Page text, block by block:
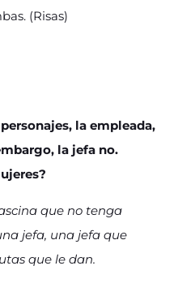
(Risas)
la empleada,
la jefa no.
que no tenga
jefa, una jefa que
que le dan.